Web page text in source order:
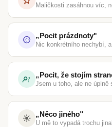
Maličkosti zasáhnou víc,
„Pocit prázdnoty"
Nic konkrétního nechybí,
„Pocit, že stojím
Jsem u toho, ale ne úplně
„Něco jiného"
U mě to vypadá trochu